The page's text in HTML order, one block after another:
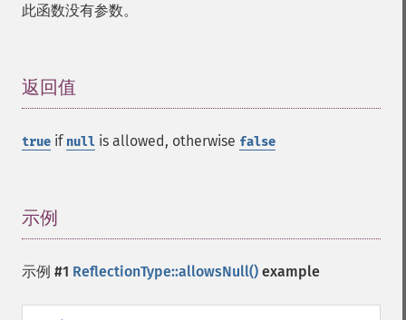
此函数没有参数。
返回值
true if null is allowed, otherwise false
示例
示例 #1 ReflectionType::allowsNull() example